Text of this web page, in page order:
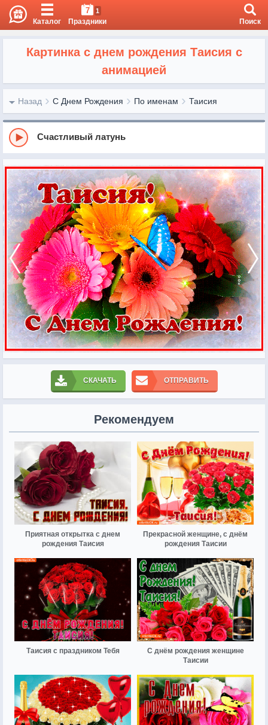
Каталог
7 1
Праздники Поиск
Картинка с днем рождения Таисия с
анимацией
Назад С Днем Рождения По именам Таисия
Счастливый латунь
СКАЧАТЬ ОТПРАВИТЬ
Рекомендуем
Приятная открытка с днем
рождения Таисия
Прекрасной женщине, с днём
рождения Таисии
Таисия с праздником Тебя
С днём рождения женщине
Таисии